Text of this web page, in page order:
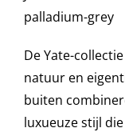
Beschermhoezen
Verlichting
Onderhoud
Grey
palladium-grey
De Yate-
natuur en
buiten
luxueuze stijl